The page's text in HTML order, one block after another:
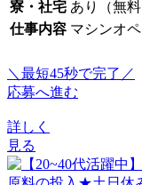
寮・社宅 あり（無料
仕事内容 マシンオ
＼最短45秒で完了／
応募へ進む
詳しく
見る